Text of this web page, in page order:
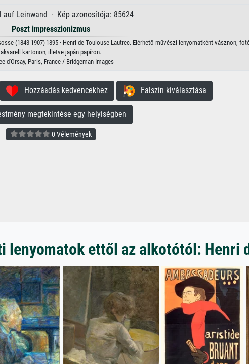
auf Leinwand · Kép azonosítója: 85624
Poszt impresszionizmus
(1843-1907) 1895 · Henri de Toulouse-Lautrec. Elérhető művészi lenyomatként vásznon,
akvarell kartonon, illetve japán papíron.
d'Orsay, Paris, France / Bridgeman Images
Hozzáadás kedvencekhez Falszín kiválasztása
megtekintése egy helyiségben
0 Vélemények
lenyomatok ettől az alkotótól: Henri